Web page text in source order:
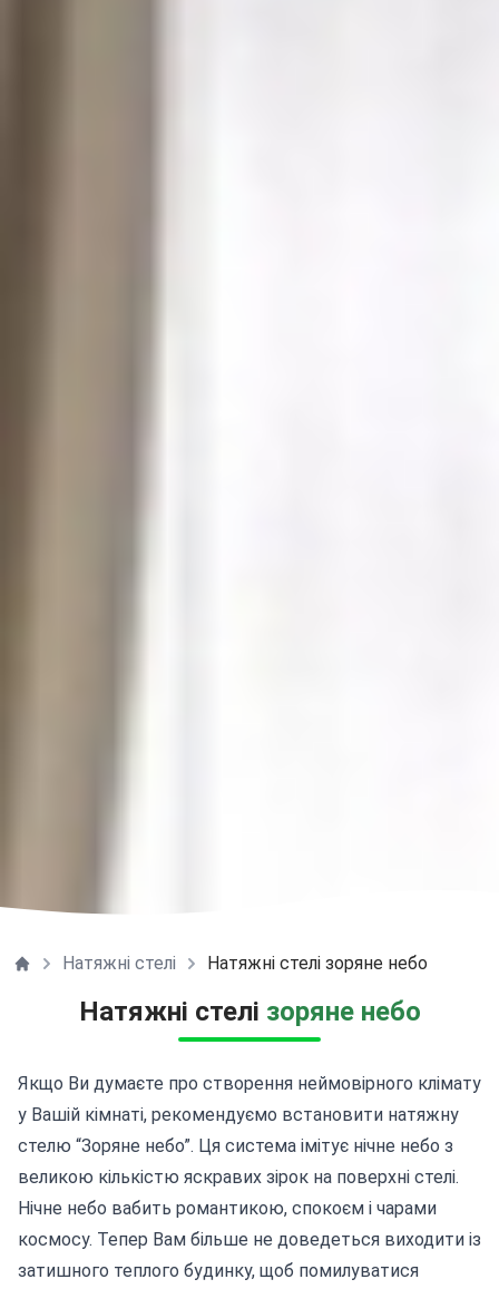
Натяжні стелі Натяжні стелі зоряне небо
Натяжні стелі зоряне небо
Якщо Ви думаєте про створення неймовірного клімату
у Вашій кімнаті, рекомендуємо встановити натяжну
стелю “Зоряне небо”. Ця система імітує нічне небо з
великою кількістю яскравих зірок на поверхні стелі.
Нічне небо вабить романтикою, спокоєм і чарами
космосу. Тепер Вам більше не доведеться виходити із
затишного теплого будинку, щоб помилуватися